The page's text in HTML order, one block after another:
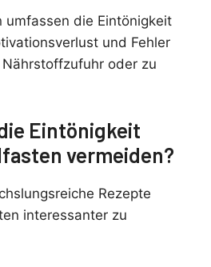
umfassen die Eintönigkeit
und Fehler
oder zu
Eintönigkeit
vermeiden?
Rezepte
interessanter zu